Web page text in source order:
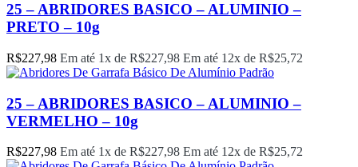
25 – ABRIDORES BASICO – ALUMINIO –
PRETO – 10g
R$227,98 Em até 1x de R$227,98 Em até 12x de R$25,72
25 – ABRIDORES BASICO – ALUMINIO –
VERMELHO – 10g
R$227,98 Em até 1x de R$227,98 Em até 12x de R$25,72